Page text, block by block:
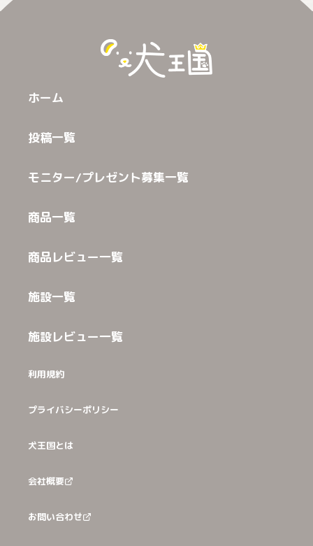
ホーム
投稿一覧
モニター/プレゼント募集一覧
商品一覧
商品レビュー一覧
施設一覧
施設レビュー一覧
利用規約
プライバシーポリシー
犬王国とは
会社概要
お問い合わせ